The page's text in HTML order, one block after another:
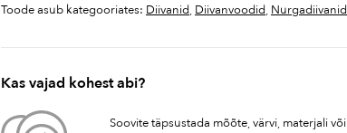
Toode asub kategooriates: Diivanid Diivanvoodid Nurgadiivanid
Kas vajad kohest abi?
Soovite täpsustada mõõte, värvi, materjali